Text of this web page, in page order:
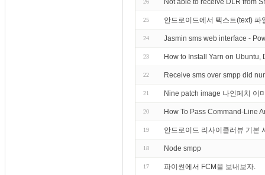
26 Not able to receive DLR from
25 안드로이드에서 텍스트(text) 파
24 Jasmin sms web interface -
23 How to Install Yarn on Ubuntu,
22 Receive sms over smpp did
21 Nine patch image 나인페치 이
20 How To Pass Command-Line
19 안드로이드 리사이클러뷰 기본
18 Node smpp
17 파이썬에서 FCM을 보내보자.